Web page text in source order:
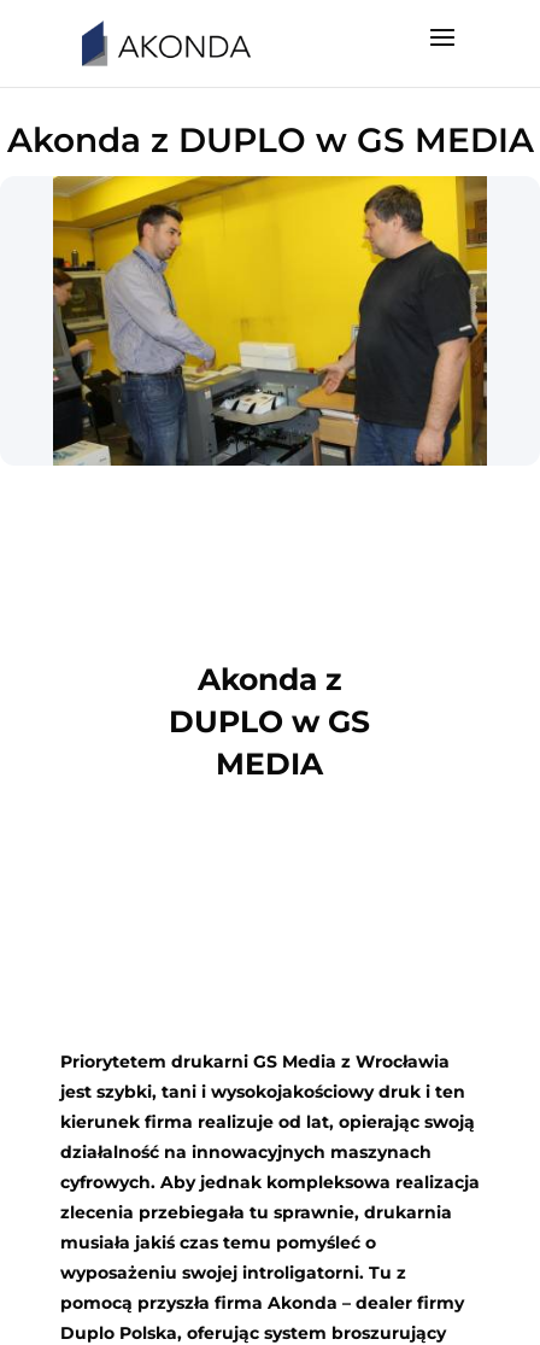
Akonda z DUPLO w GS MEDIA
Akonda z
DUPLO w GS
MEDIA
Priorytetem drukarni GS Media z Wrocławia
jest szybki, tani i wysokojakościowy druk i ten
kierunek firma realizuje od lat, opierając swoją
działalność na innowacyjnych maszynach
cyfrowych. Aby jednak kompleksowa realizacja
zlecenia przebiegała tu sprawnie, drukarnia
musiała jakiś czas temu pomyśleć o
wyposażeniu swojej introligatorni. Tu z
pomocą przyszła firma Akonda – dealer firmy
Duplo Polska, oferując system broszurujący